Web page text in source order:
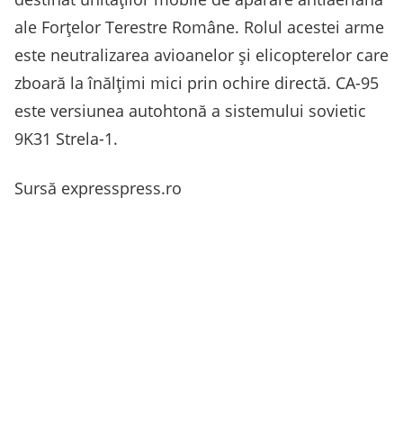
ale Forțelor Terestre Române. Rolul acestei arme
este neutralizarea avioanelor și elicopterelor care
zboară la înălțimi mici prin ochire directă. CA-95
este versiunea autohtonă a sistemului sovietic
9K31 Strela-1.
Sursă expresspress.ro